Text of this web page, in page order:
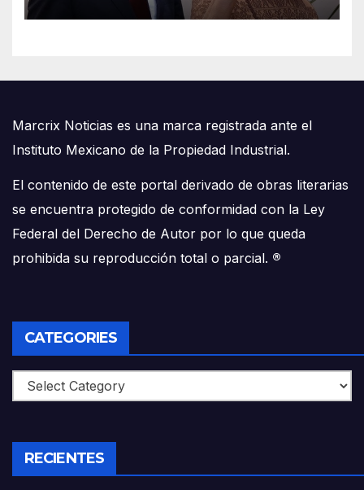
Marcrix Noticias es una marca registrada ante el
Instituto Mexicano de la Propiedad Industrial.
El contenido de este portal derivado de obras literarias
se encuentra protegido de conformidad con la Ley
Federal del Derecho de Autor por lo que queda
prohibida su reproducción total o parcial. ®
CATEGORIES
Categories
RECIENTES